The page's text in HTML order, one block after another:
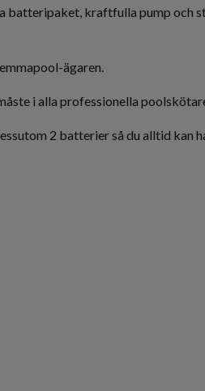
kraftfulla pump och
ägaren.
i alla professionella
2 batterier så du alltid kan